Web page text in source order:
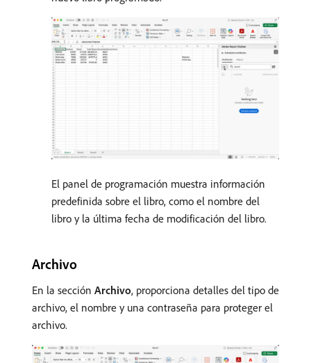
El panel de programación muestra información
predefinida sobre el libro, como el nombre del
libro y la última fecha de modificación del libro.
Archivo
En la sección Archivo, proporciona detalles del tipo de
archivo, el nombre y una contraseña para proteger el
archivo.